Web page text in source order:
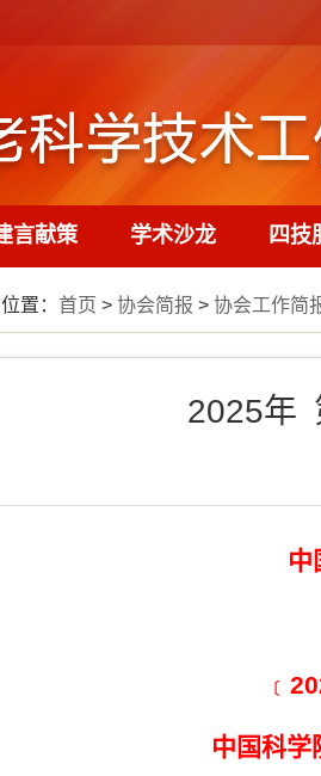
言献策 学术沙龙 四技
置： 首页 > 协会简报 > 协会工作简
2025年
中
﹝
中国科